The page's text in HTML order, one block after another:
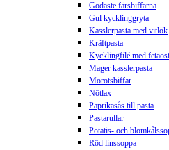
Godaste färsbiffarna
Gul kycklinggryta
Kasslerpasta med vitlök
Kräftpasta
Kycklingfilé med
Mager kasslerpasta
Morotsbiffar
Nötlax
Paprikasås till pasta
Pastarullar
Potatis- och
Röd linssoppa